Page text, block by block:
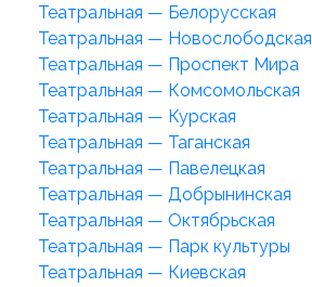
Театральная — Белорусская
Театральная — Новослободская
Театральная — Проспект Мира
Театральная — Комсомольская
Театральная — Курская
Театральная — Таганская
Театральная — Павелецкая
Театральная — Добрынинская
Театральная — Октябрьская
Театральная — Парк культуры
Театральная — Киевская